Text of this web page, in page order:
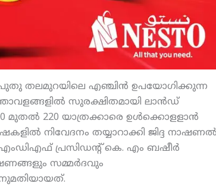
തലമുറയിലെ എഞ്ചിന്‍ ഉപയോഗിക്കുന്ന
സുരക്ഷിതമായി ലാന്‍ഡ്
മുതല്‍ 220 യാത്രക്കാരെ ഉള്‍ക്കൊളളാന്‍
നിവേദനം തയ്യാറാക്കി ജിദ്ദ
പ്രസിഡന്റ് കെ. എം ബഷീര്‍
സമ്മര്‍ദവും